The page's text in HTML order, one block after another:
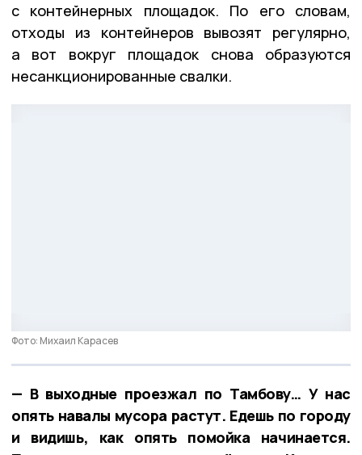
с контейнерных площадок. По его словам,
отходы из контейнеров вывозят регулярно,
а вот вокруг площадок снова образуются
несанкционированные свалки.
Фото: Михаил Карасев
— В выходные проезжал по Тамбову… У нас
опять навалы мусора растут. Едешь по городу
и видишь, как опять помойка начинается.